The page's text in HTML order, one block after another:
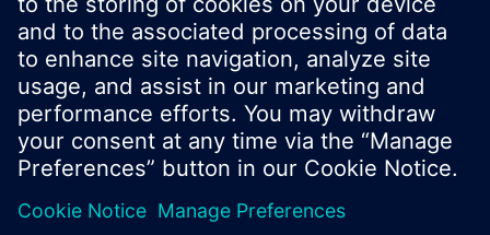
© Siemens Switzerland Ltd. Building Technologies
Division - 2016
A termékválaszték és az árak országonként